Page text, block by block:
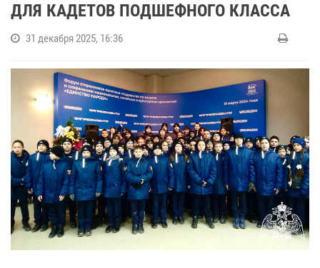
ДЛЯ КАДЕТОВ ПОДШЕФНОГО КЛАССА
31 декабря 2025, 16:36